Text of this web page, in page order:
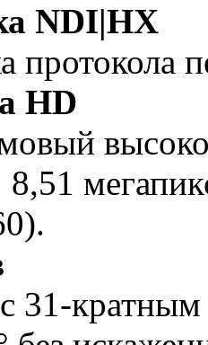
NDI|HX
протокола
HD
31-